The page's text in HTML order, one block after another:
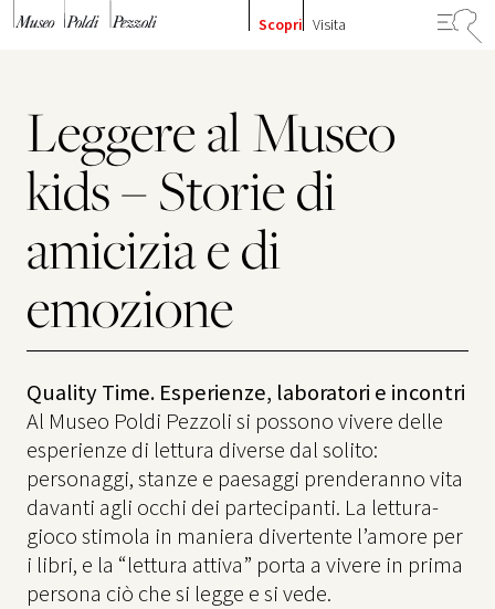
Vai al contenuto
Scopri Visita
Leggere al Museo
kids – Storie di
amicizia e di
emozione
Quality Time. Esperienze, laboratori e incontri
Al Museo Poldi Pezzoli si possono vivere delle
esperienze di lettura diverse dal solito:
personaggi, stanze e paesaggi prenderanno vita
davanti agli occhi dei partecipanti. La lettura-
gioco stimola in maniera divertente l’amore per
i libri, e la “lettura attiva” porta a vivere in prima
persona ciò che si legge e si vede.